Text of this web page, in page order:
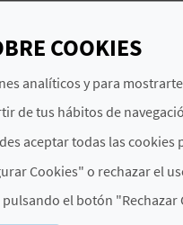
COOKIES
analíticos y para
de tus hábitos de
aceptar todas las cookies
Cookies" o rechazar el
el botón "Rechazar